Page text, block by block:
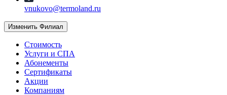
vnukovo@termoland.ru
Изменить Филиал
Стоимость
Услуги и СПА
Абонементы
Сертификаты
Акции
Компаниям